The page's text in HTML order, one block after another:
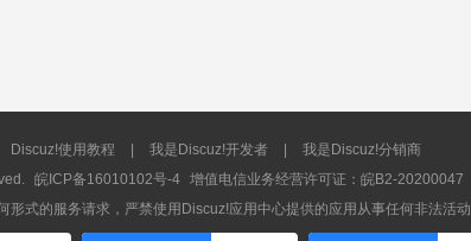
Discuz!使用教程 我是Discuz!开发者
我是Discuz!分销商
皖ICP备16010102号-4
增值电信业务经营许可证：皖B2-20200047
形式的服务请求，严禁使用Discuz!应用中心提供的应用从事任何非法活动